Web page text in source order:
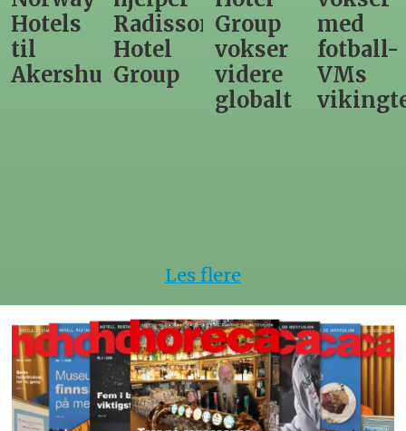
Hotels
til
Akershus
Radisson
Hotel
Group
Group
vokser
videre
globalt
med
fotball-
VMs
Les flere